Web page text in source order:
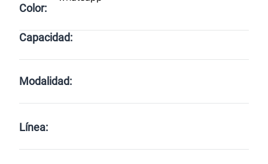
Color:
Capacidad:
Cargando memorias disponibles
Modalidad:
Línea: